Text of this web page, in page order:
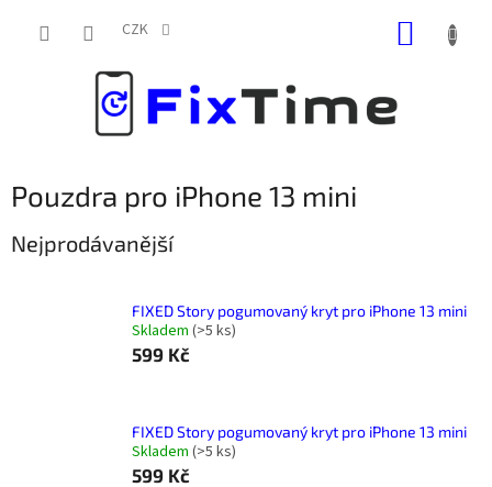
CZK
Pouzdra pro iPhone 13 mini
Nejprodávanější
FIXED Story pogumovaný kryt pro iPhone 13 mini
Skladem (>5 ks)
599 Kč
FIXED Story pogumovaný kryt pro iPhone 13 mini
Skladem (>5 ks)
599 Kč